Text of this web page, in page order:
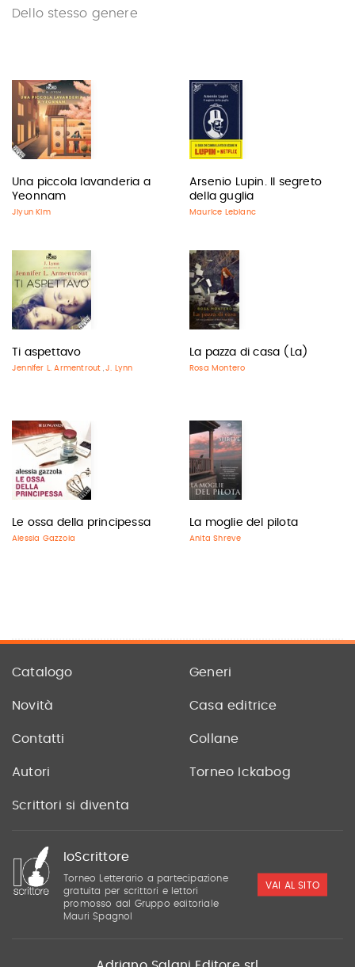
Dello stesso genere
Una piccola lavanderia a
Yeonnam
Jiyun Kim
Arsenio Lupin. Il segreto
della guglia
Maurice Leblanc
Ti aspettavo
Jennifer L. Armentrout ,J. Lynn
La pazza di casa (La)
Rosa Montero
Le ossa della principessa
Alessia Gazzola
La moglie del pilota
Anita Shreve
Catalogo Generi
Novità Casa editrice
Contatti Collane
Autori Torneo Ickabog
Scrittori si diventa
IoScrittore
Torneo Letterario a partecipazione
gratuita per scrittori e lettori
promosso dal Gruppo editoriale
Mauri Spagnol
VAI AL SITO